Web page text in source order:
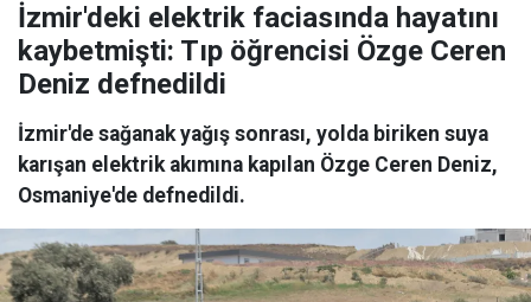
İzmir'deki elektrik faciasında hayatını
kaybetmişti: Tıp öğrencisi Özge Ceren
Deniz defnedildi
İzmir'de sağanak yağış sonrası, yolda biriken suya
karışan elektrik akımına kapılan Özge Ceren Deniz,
Osmaniye'de defnedildi.